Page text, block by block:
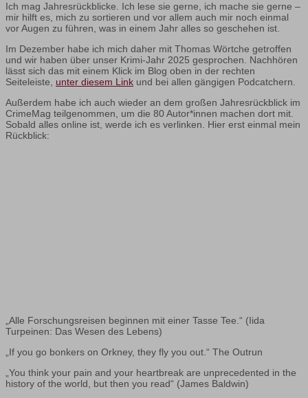
Ich mag Jahresrückblicke. Ich lese sie gerne, ich mache sie gerne –
mir hilft es, mich zu sortieren und vor allem auch mir noch einmal
vor Augen zu führen, was in einem Jahr alles so geschehen ist.
Im Dezember habe ich mich daher mit Thomas Wörtche getroffen
und wir haben über unser Krimi-Jahr 2025 gesprochen. Nachhören
lässt sich das mit einem Klick im Blog oben in der rechten
Seiteleiste, unter diesem Link und bei allen gängigen Podcatchern.
Außerdem habe ich auch wieder an dem großen Jahresrückblick im
CrimeMag teilgenommen, um die 80 Autor*innen machen dort mit.
Sobald alles online ist, werde ich es verlinken. Hier erst einmal mein
Rückblick:
„Alle Forschungsreisen beginnen mit einer Tasse Tee.“ (Iida
Turpeinen: Das Wesen des Lebens)
„If you go bonkers on Orkney, they fly you out.“ The Outrun
„You think your pain and your heartbreak are unprecedented in the
history of the world, but then you read“ (James Baldwin)